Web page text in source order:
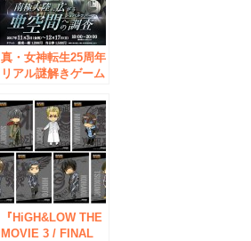
真・女神転生25周年
リアル謎解きゲーム
『HiGH&LOW THE
MOVIE 3 / FINAL